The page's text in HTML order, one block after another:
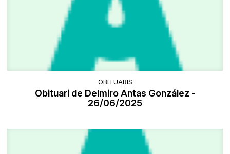
OBITUARIS
Obituari de Delmiro Antas González -
26/06/2025